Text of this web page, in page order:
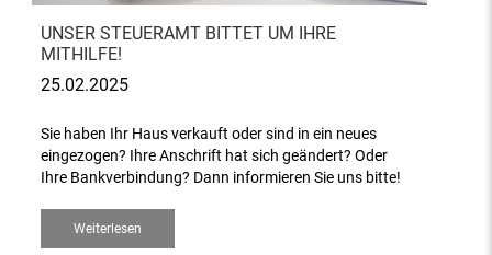
UNSER STEUERAMT BITTET UM IHRE
MITHILFE!
25.02.2025
Sie haben Ihr Haus verkauft oder sind in ein neues
eingezogen? Ihre Anschrift hat sich geändert? Oder
Ihre Bankverbindung? Dann informieren Sie uns bitte!
Weiterlesen